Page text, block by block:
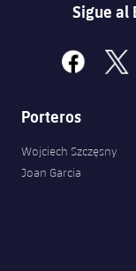
Sigue al
facebook
x
Porteros
Wojciech Szczęsny
Joan Garcia